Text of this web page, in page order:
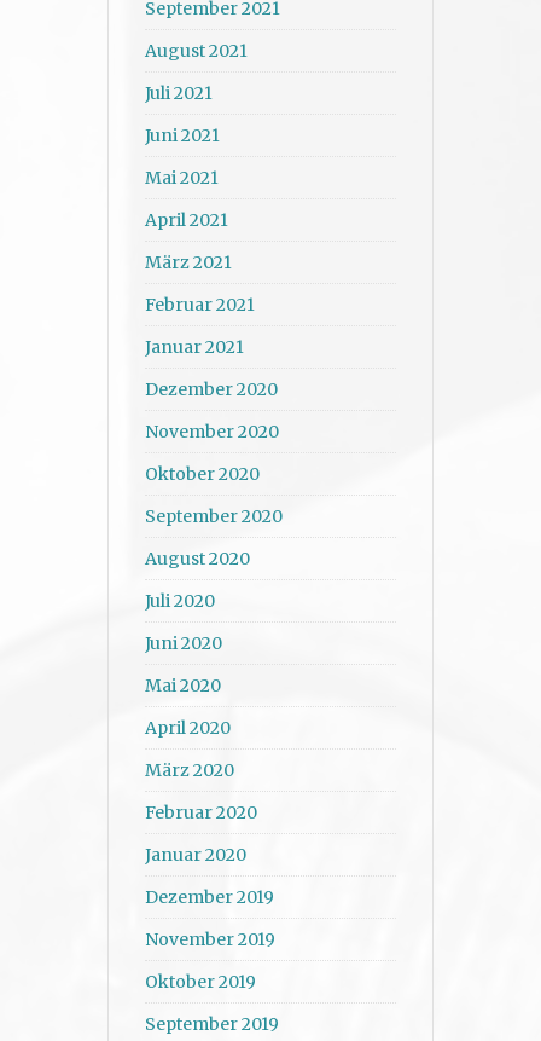
September 2021
August 2021
Juli 2021
Juni 2021
Mai 2021
April 2021
März 2021
Februar 2021
Januar 2021
Dezember 2020
November 2020
Oktober 2020
September 2020
August 2020
Juli 2020
Juni 2020
Mai 2020
April 2020
März 2020
Februar 2020
Januar 2020
Dezember 2019
November 2019
Oktober 2019
September 2019